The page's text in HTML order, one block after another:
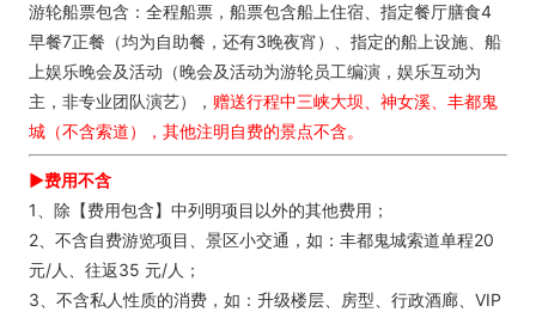
游轮船票包含：全程船票，船票包含船上住宿、指定餐厅膳食4
早餐7正餐（均为自助餐，还有3晚夜宵）、指定的船上设施、船
上娱乐晚会及活动（晚会及活动为游轮员工编演，娱乐互动为
主，非专业团队演艺）， 赠送行程中三峡大坝、神女溪、丰都鬼
城（不含索道），其他注明自费的景点不含。
►费用不含
1、除【费用包含】中列明项目以外的其他费用；
2、不含自费游览项目、景区小交通，如：丰都鬼城索道单程20
元/人、往返35 元/人；
3、不含私人性质的消费，如：升级楼层、房型、行政酒廊、VIP